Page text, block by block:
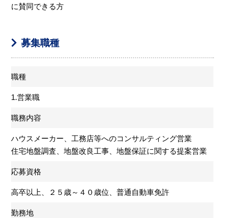
に賛同できる方
募集職種
職種
1.営業職
職務内容
ハウスメーカー、工務店等へのコンサルティング営業
住宅地盤調査、地盤改良工事、地盤保証に関する提案営業
応募資格
高卒以上、２５歳～４０歳位、普通自動車免許
勤務地